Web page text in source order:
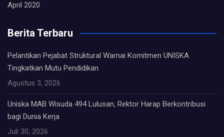
April 2020
Berita Terbaru
Pelantikan Pejabat Struktural Warnai Komitmen UNISKA
Tingkatkan Mutu Pendidikan
Agustus 3, 2026
Uniska MAB Wisuda 494 Lulusan, Rektor Harap Berkontribusi
bagi Dunia Kerja
Juli 30, 2026